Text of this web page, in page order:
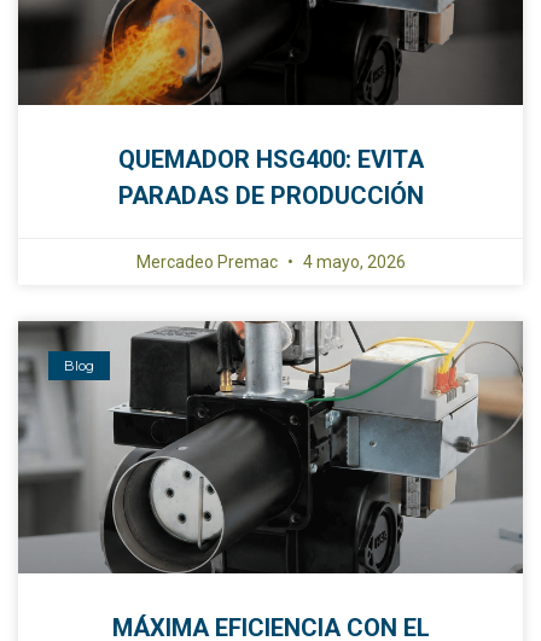
QUEMADOR HSG400: EVITA
PARADAS DE PRODUCCIÓN
Mercadeo Premac 4 mayo, 2026
Blog
MÁXIMA EFICIENCIA CON EL